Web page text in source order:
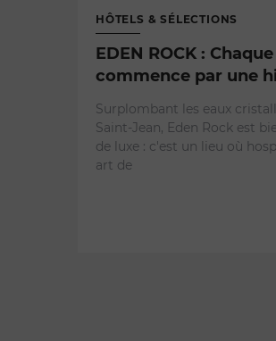
HÔTELS & SÉLECTIONS
EDEN ROCK :
commence par une
Surplombant les eaux
Saint-Jean, Eden Rock est
de luxe : c'est un lieu où
art de